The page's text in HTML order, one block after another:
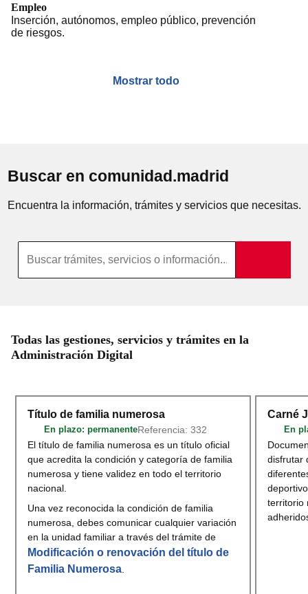
Empleo
Inserción, autónomos, empleo público, prevención
de riesgos.
Mostrar todo
Buscar en comunidad.madrid
Encuentra la información, trámites y servicios que necesitas.
Todas las gestiones, servicios y trámites en la
Administración Digital
Título de familia numerosa
En plazo: permanenteReferencia: 332
El título de familia numerosa es un título oficial
que acredita la condición y categoría de familia
numerosa y tiene validez en todo el territorio
nacional.
Una vez reconocida la condición de familia
numerosa, debes comunicar cualquier variación
en la unidad familiar a través del trámite de
Modificación o renovación del título de
Familia Numerosa
Carné
En
disfrutar
territorio